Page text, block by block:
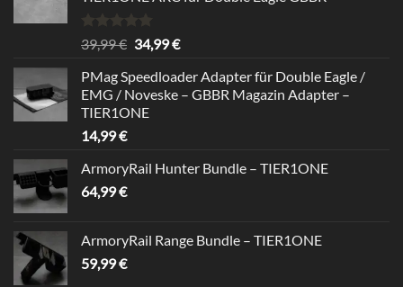
Rated5.00
out of 5
39,99€ Original
was:
39,99 €.
34,99€Current
is:
34,99 €.
PMag Speedloader Adapter für Double Eagle /
EMG / Noveske – GBBR Magazin Adapter –
TIER1ONE
14,99€
ArmoryRail Hunter Bundle – TIER1ONE
64,99€
ArmoryRail Range Bundle – TIER1ONE
59,99€